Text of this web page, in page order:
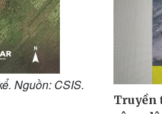
Nguồn: CSIS.
Truyền